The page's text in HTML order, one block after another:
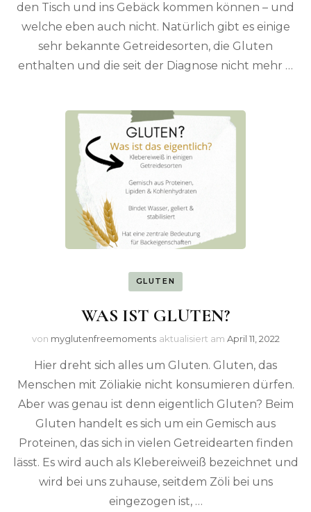
den Tisch und ins Gebäck kommen können – und
welche eben auch nicht. Natürlich gibt es einige
sehr bekannte Getreidesorten, die Gluten
enthalten und die seit der Diagnose nicht mehr …
GLUTEN
WAS IST GLUTEN?
von myglutenfreemoments aktualisiert am April 11, 2022
Hier dreht sich alles um Gluten. Gluten, das
Menschen mit Zöliakie nicht konsumieren dürfen.
Aber was genau ist denn eigentlich Gluten? Beim
Gluten handelt es sich um ein Gemisch aus
Proteinen, das sich in vielen Getreidearten finden
lässt. Es wird auch als Klebereiweiß bezeichnet und
wird bei uns zuhause, seitdem Zöli bei uns
eingezogen ist, …